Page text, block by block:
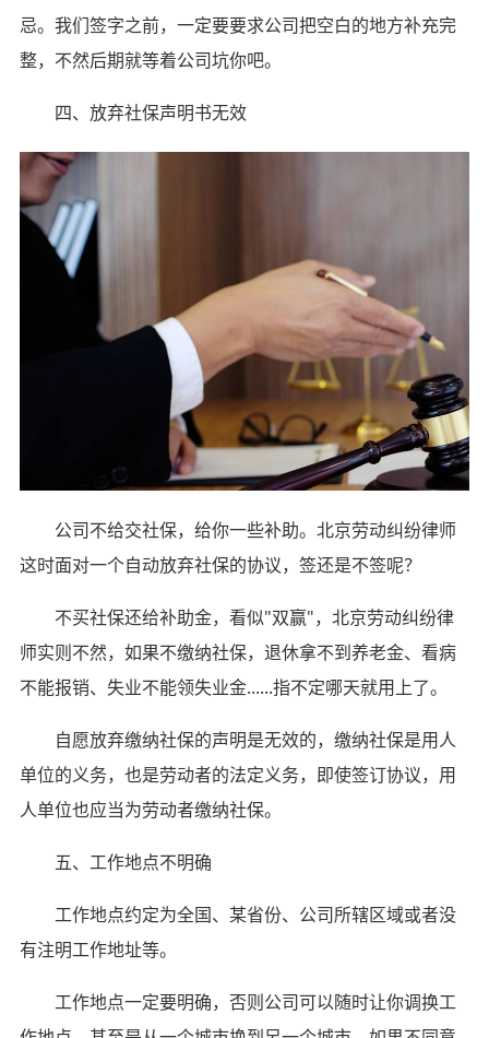
忌。我们签字之前，一定要要求公司把空白的地方补充完
整，不然后期就等着公司坑你吧。
四、放弃社保声明书无效
公司不给交社保，给你一些补助。北京劳动纠纷律师
这时面对一个自动放弃社保的协议，签还是不签呢？
不买社保还给补助金，看似"双赢"，北京劳动纠纷律
师实则不然，如果不缴纳社保，退休拿不到养老金、看病
不能报销、失业不能领失业金......指不定哪天就用上了。
自愿放弃缴纳社保的声明是无效的，缴纳社保是用人
单位的义务，也是劳动者的法定义务，即使签订协议，用
人单位也应当为劳动者缴纳社保。
五、工作地点不明确
工作地点约定为全国、某省份、公司所辖区域或者没
有注明工作地址等。
工作地点一定要明确，否则公司可以随时让你调换工